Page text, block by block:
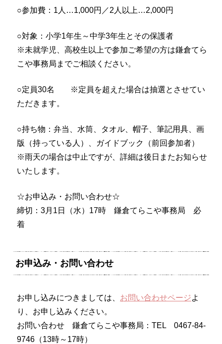
○参加費：1人…1,000円／2人以上…2,000円
○対象：小学1年生～中学3年生とその保護者
※未就学児、高校生以上で参加ご希望の方は鎌倉てら
こや事務局までご相談ください。
○定員30名 ※定員を超えた場合は抽選とさせてい
ただきます。
○持ち物：弁当、水筒、タオル、帽子、筆記用具、画
版（持っている人）、ガイドブック（前回参加者）
※雨天の場合は中止ですが、詳細は後日またお知らせ
いたします。
☆お申込み・お問い合わせ☆
締切：3月1日（水）17時 鎌倉てらこや事務局 必
着
お申込み・お問い合わせ
お申し込みにつきましては、 お問い合わせページよ
り、お申し込みください。
お問い合わせ 鎌倉てらこや事務局：TEL 0467-84-
9746（13時～17時）